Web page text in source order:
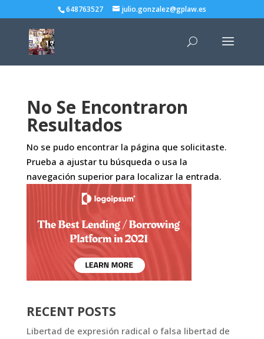
648763527 julio.gonzalez@gplaw.es
No Se Encontraron
Resultados
No se pudo encontrar la página que solicitaste.
Prueba a ajustar tu búsqueda o usa la
navegación superior para localizar la entrada.
RECENT POSTS
Libertad de expresión radical o falsa libertad de